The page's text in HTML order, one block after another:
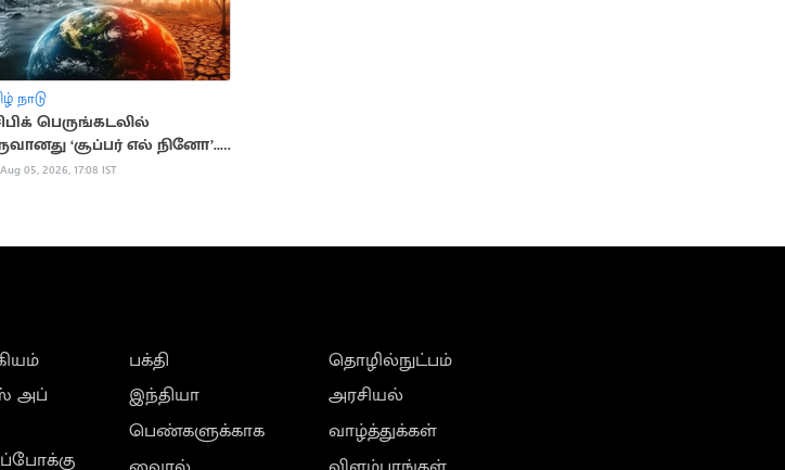
நாடு
பெருங்கடலில்
‘சூப்பர் எல் நினோ’..
ஆய்வாளர்
Aug 05, 2026, 17:08 IST
அப்
பக்தி
இந்தியா
பெண்களுக்காக
தொழில்நுட்பம்
அரசியல்
வாழ்த்துக்கள்